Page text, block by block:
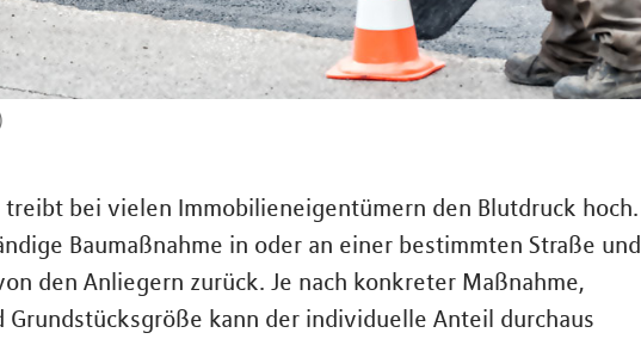
treibt bei vielen Immobilieneigentümern den Blutdruck hoch.
Baumaßnahme in oder an einer bestimmten Straße und
den Anliegern zurück. Je nach konkreter Maßnahme,
kann der individuelle Anteil durchaus